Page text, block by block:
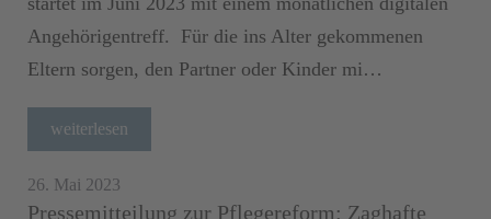
Angehörigentreff. Für die ins Alter gekommenen
Eltern sorgen, den Partner oder Kinder mi…
weiterlesen
26. Mai 2023
Pressemitteilung zur Pflegereform: Zaghafte